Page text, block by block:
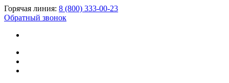
Горячая линия: 8 (800) 333-00-23
Обратный звонок